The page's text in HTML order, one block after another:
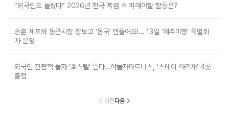
“외국인도 놀랐다” 2026년 한국 폭염 속 피해야할 활동은?
송훈 셰프와 동문시장 장보고 ‘몸국’ 만들어요!… 13일 ‘제주미행’ 특별회
차 운영
외국인 관광객 늘자 ‘호스텔’ 뜬다…야놀자파트너스, ‘스테이 아리재’ 4곳
출점
이전다음